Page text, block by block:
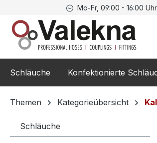
Zur Hauptnavigation springen
Mo-Fr, 09:00 - 16:00 Uhr
Schläuche Konfektionierte
Themen Kategorieübersicht
Schläuche